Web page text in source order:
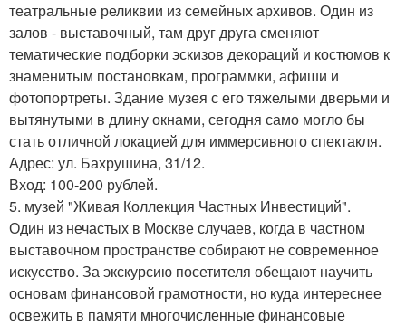
театральные реликвии из семейных архивов. Один из
залов - выставочный, там друг друга сменяют
тематические подборки эскизов декораций и костюмов к
знаменитым постановкам, программки, афиши и
фотопортреты. Здание музея с его тяжелыми дверьми и
вытянутыми в длину окнами, сегодня само могло бы
стать отличной локацией для иммерсивного спектакля.
Адрес: ул. Бахрушина, 31/12.
Вход: 100-200 рублей.
5. музей "Живая Коллекция Частных Инвестиций".
Один из нечастых в Москве случаев, когда в частном
выставочном пространстве собирают не современное
искусство. За экскурсию посетителя обещают научить
основам финансовой грамотности, но куда интереснее
освежить в памяти многочисленные финансовые